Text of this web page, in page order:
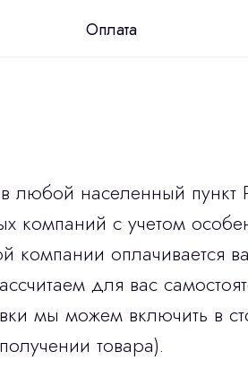
Оплата
любой населенный
компаний с учетом
компании оплачивается
для вас
мы можем включить в
товара).